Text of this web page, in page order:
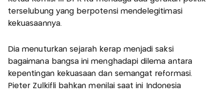
terselubung yang berpotensi mendelegitimasi
kekuasaannya.
Dia menuturkan sejarah kerap menjadi saksi
bagaimana bangsa ini menghadapi dilema antara
kepentingan kekuasaan dan semangat reformasi.
Pieter Zulkifli bahkan menilai saat ini Indonesia